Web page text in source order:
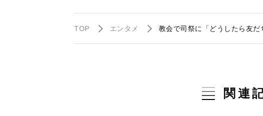
TOP エンタメ 教会で司祭に「どうしたら友
関連